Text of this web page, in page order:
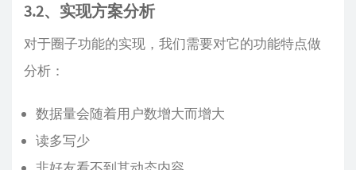
3.2、实现方案分析
对于圈子功能的实现，我们需要对它的功能特点做
分析：
数据量会随着用户数增大而增大
读多写少